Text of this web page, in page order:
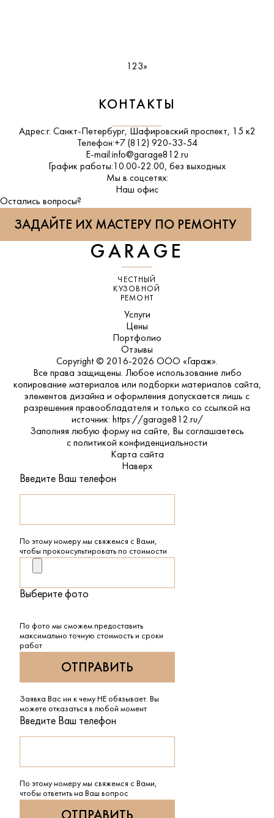
23»
КОНТАКТЫ
Адрес:г. Санкт-Петербург, Шафировский проспект, 15 к2
Телефон:+7 (812) 920-33-54
E-mail:info@garage812.ru
График работы: 10.00-22.00, без выходных
Мы в соцсетях:
ВКонтакте
Наш офис
Остались вопросы?
ЗАДАЙТЕ ИХ МАСТЕРУ ПО РЕМОНТУ
GARAGE
ЧЕСТНЫЙ
КУЗОВНОЙ
РЕМОНТ
Услуги
Цены
Портфолио
Отзывы
Copyright © 2016-2026 ООО «Гараж».
Все права защищены. Любое использование либо
копирование материалов или подборки материалов сайта,
элементов дизайна и оформления допускается лишь с
разрешения правообладателя и только со ссылкой на
источник: https://garage812.ru/
Заполняя любую форму на сайте, Вы соглашаетесь
с политикой конфиденциальности
Карта сайта
Наверх
Введите Ваш телефон
По этому номеру мы свяжемся с Вами,
чтобы проконсультировать по стоимости
Выберите фото
По фото мы сможем предоставить
максимально точную стоимость и сроки
работ
Заявка Вас ни к чему НЕ обязывает. Вы
можете отказаться в любой момент
Введите Ваш телефон
По этому номеру мы свяжемся с Вами,
чтобы ответить на Ваш вопрос